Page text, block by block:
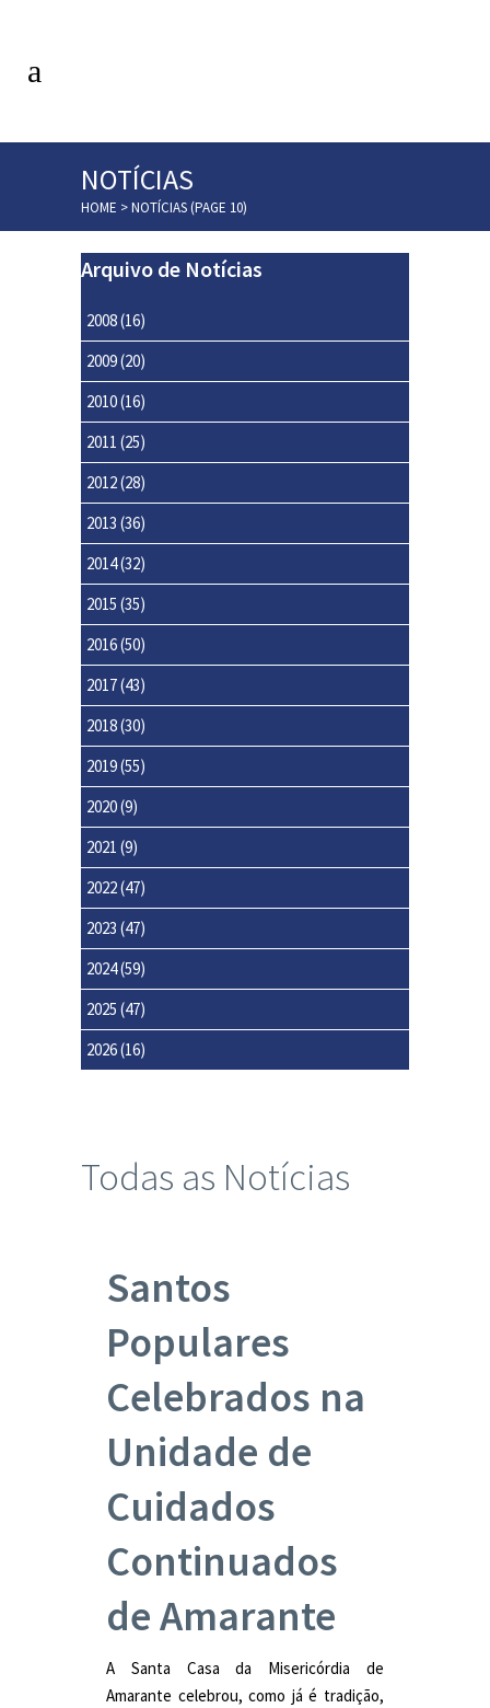
NOTÍCIAS
HOME >NOTÍCIAS(PAGE 10)
Arquivo de Notícias
2008(16)
2009(20)
2010(16)
2011 (25)
2012(28)
2013 (36)
2014(32)
2015 (35)
2016(50)
2017(43)
2018(30)
2019(55)
2020(9)
2021 (9)
2022(47)
2023 (47)
2024(59)
2025 (47)
2026(16)
Todas as Notícias
Santos
Populares
Celebrados na
Unidade de
Cuidados
Continuados
de Amarante
A Santa Casa da Misericórdia de
Amarante celebrou, como já é tradição,